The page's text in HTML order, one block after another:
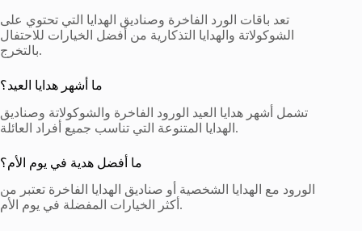
تعد باقات الورد الفاخرة وصناديق الهدايا التي تحتوي على
الشوكولاتة والهدايا التذكارية من أفضل الخيارات للاحتفال
بالتخرج.
ما أشهر هدايا العيد؟
تشمل أشهر هدايا العيد الورود الفاخرة والشوكولاتة وصناديق
الهدايا المتنوعة التي تناسب جميع أفراد العائلة.
ما أفضل هدية في يوم الأم؟
الورود مع الهدايا الشخصية أو صناديق الهدايا الفاخرة تعتبر من
أكثر الخيارات المفضلة في يوم الأم.